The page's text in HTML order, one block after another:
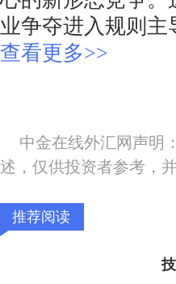
业争夺进入规则主
查看更多>>
中金在线外汇网声明
述，仅供投资者参考，
推荐阅读